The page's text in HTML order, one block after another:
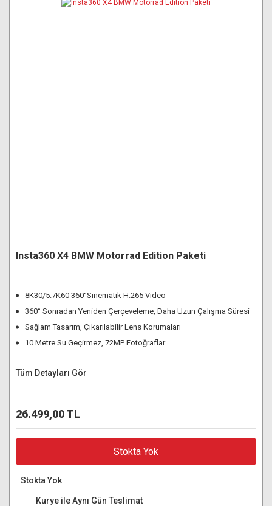
Insta360 X4 BMW Motorrad Edition Paketi
8K30/5.7K60 360°Sinematik H.265 Video
360° Sonradan Yeniden Çerçeveleme, Daha Uzun Çalışma Süresi
Sağlam Tasarım, Çıkarılabilir Lens Korumaları
10 Metre Su Geçirmez, 72MP Fotoğraflar
Tüm Detayları Gör
26.499,00 TL
Stokta Yok
Stokta Yok
Kurye ile Aynı Gün Teslimat